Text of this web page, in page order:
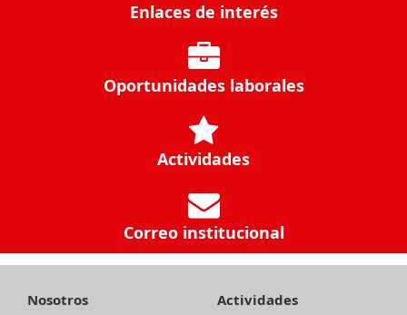
Enlaces de interés
Oportunidades laborales
Actividades
Correo institucional
Nosotros Actividades